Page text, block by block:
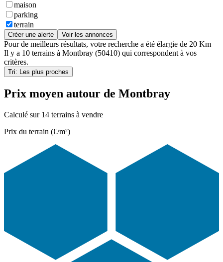
maison
parking
terrain
Créer une alerte Voir les annonces
Pour de meilleurs résultats, votre recherche a été élargie de 20 Km
Il y a 10 terrains à Montbray (50410) qui correspondent à vos
critères.
Tri: Les plus proches
Prix moyen autour de Montbray
Calculé sur 14 terrains à vendre
Prix du terrain (€/m²)